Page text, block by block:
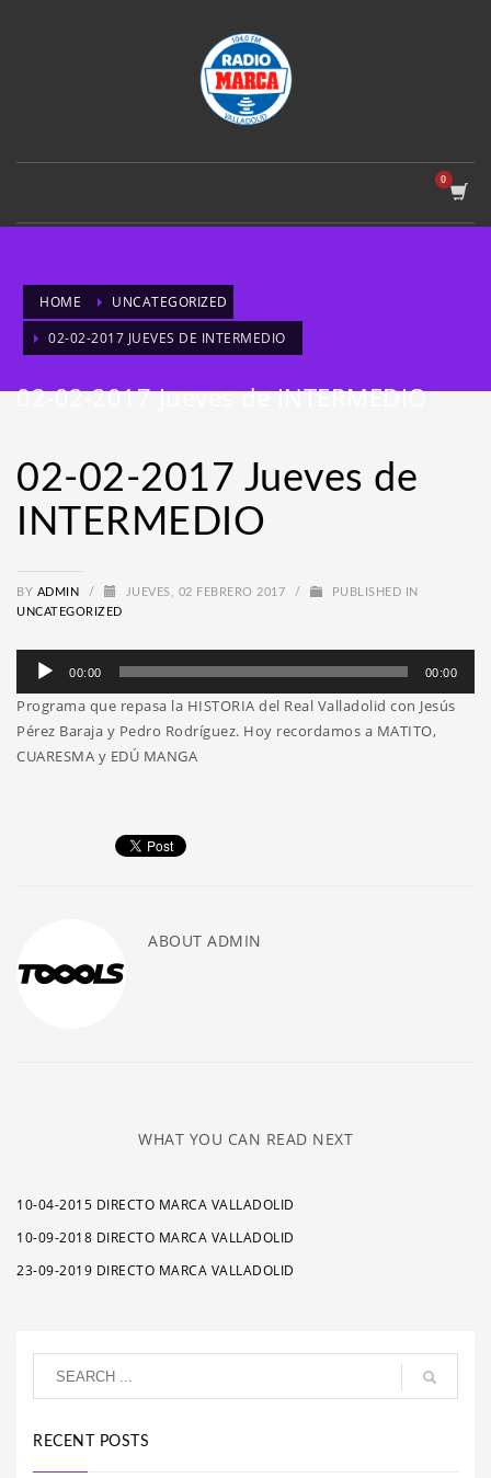
HOME
UNCATEGORIZED
02-02-2017 JUEVES DE INTERMEDIO
02-02-2017 Jueves de INTERMEDIO
02-02-2017 Jueves de
INTERMEDIO
BY ADMIN / JUEVES, 02 FEBRERO 2017 /
PUBLISHED IN
UNCATEGORIZED
Reproductor
audio
00:00 00:00
Programa que repasa la HISTORIA del Real Valladolid con Jesús
Pérez Baraja y Pedro Rodríguez. Hoy recordamos a MATITO,
CUARESMA y EDÚ MANGA
ABOUT ADMIN
WHAT YOU CAN READ NEXT
10-04-2015 DIRECTO MARCA VALLADOLID
10-09-2018 DIRECTO MARCA VALLADOLID
23-09-2019 DIRECTO MARCA VALLADOLID
RECENT POSTS